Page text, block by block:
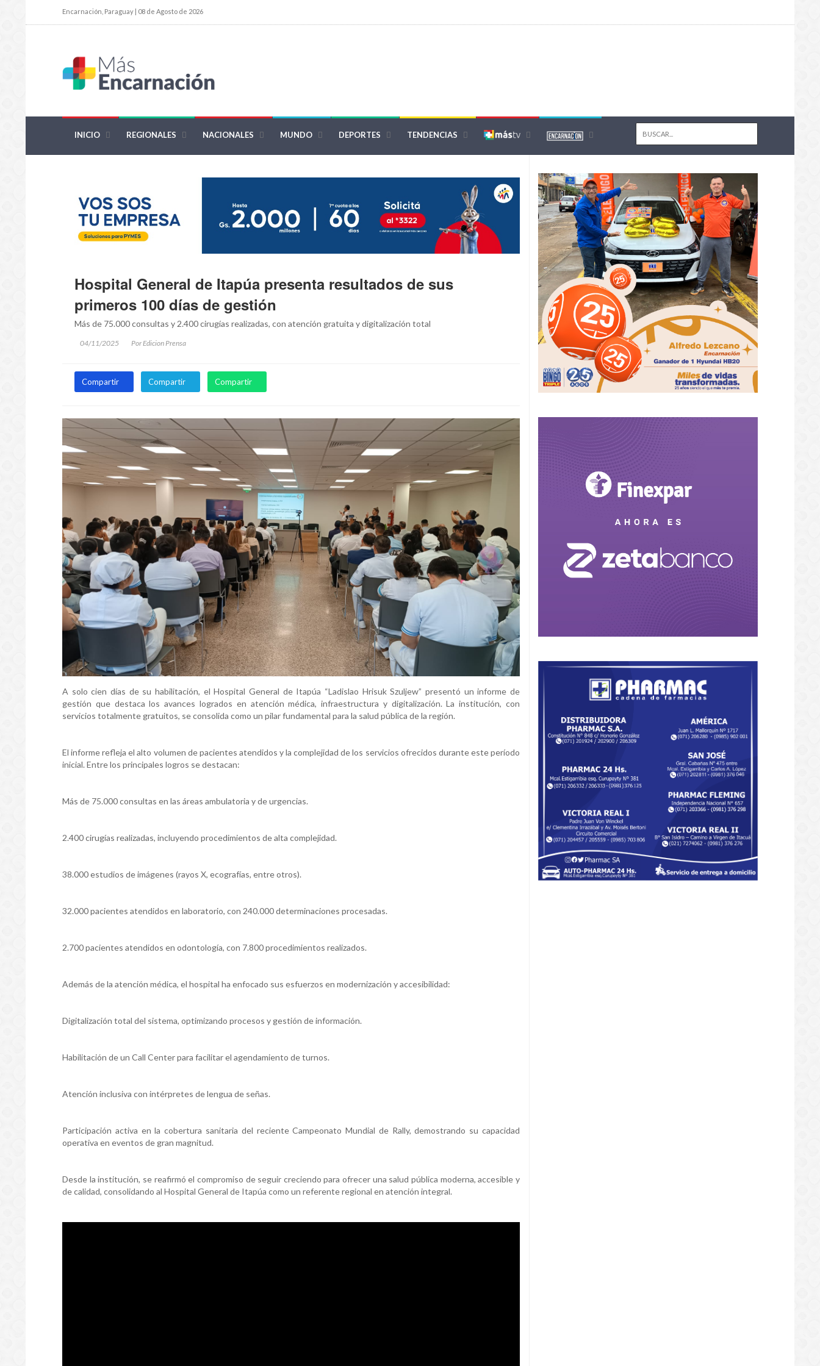
Encarnación, Paraguay | 08 de Agosto de 2026
INICIO REGIONALES NACIONALES MUNDO DEPORTES TENDENCIAS
Hospital General de Itapúa presenta resultados de sus
primeros 100 días de gestión
Más de 75.000 consultas y 2.400 cirugías realizadas, con atención gratuita y digitalización total
04/11/2025 Por Edicion Prensa
Compartir Compartir Compartir
A solo cien días de su habilitación, el Hospital General de Itapúa “Ladislao Hrisuk Szuljew” presentó un informe de
gestión que destaca los avances logrados en atención médica, infraestructura y digitalización. La institución, con
servicios totalmente gratuitos, se consolida como un pilar fundamental para la salud pública de la región.
El informe refleja el alto volumen de pacientes atendidos y la complejidad de los servicios ofrecidos durante este período
inicial. Entre los principales logros se destacan:
Más de 75.000 consultas en las áreas ambulatoria y de urgencias.
2.400 cirugías realizadas, incluyendo procedimientos de alta complejidad.
38.000 estudios de imágenes (rayos X, ecografías, entre otros).
32.000 pacientes atendidos en laboratorio, con 240.000 determinaciones procesadas.
2.700 pacientes atendidos en odontología, con 7.800 procedimientos realizados.
Además de la atención médica, el hospital ha enfocado sus esfuerzos en modernización y accesibilidad:
Digitalización total del sistema, optimizando procesos y gestión de información.
Habilitación de un Call Center para facilitar el agendamiento de turnos.
Atención inclusiva con intérpretes de lengua de señas.
Participación activa en la cobertura sanitaria del reciente Campeonato Mundial de Rally, demostrando su capacidad
operativa en eventos de gran magnitud.
Desde la institución, se reafirmó el compromiso de seguir creciendo para ofrecer una salud pública moderna, accesible y
de calidad, consolidando al Hospital General de Itapúa como un referente regional en atención integral.